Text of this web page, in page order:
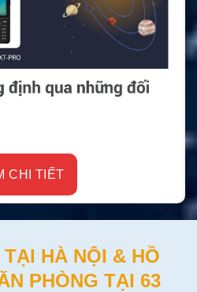
CHI TIẾT
HÀ NỘI & HỒ
PHÒNG TẠI 63